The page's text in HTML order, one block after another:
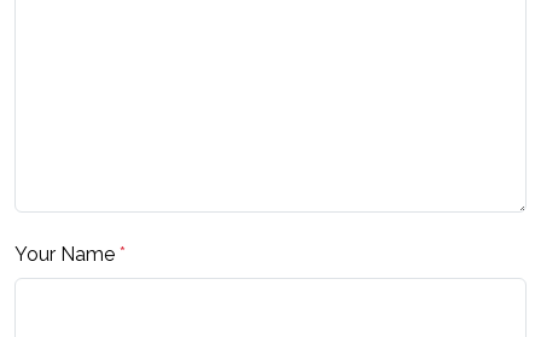
Your Name *